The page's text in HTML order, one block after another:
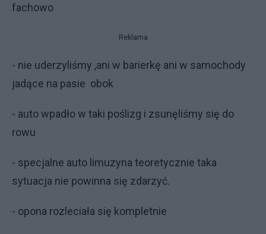
fachowo
Reklama
- nie uderzyliśmy ,ani w barierkę ani w samochody
jadące na pasie obok
- auto wpadło w taki poślizg i zsunęliśmy się do
rowu
- specjalne auto limuzyna teoretycznie taka
sytuacja nie powinna się zdarzyć.
- opona rozleciała się kompletnie